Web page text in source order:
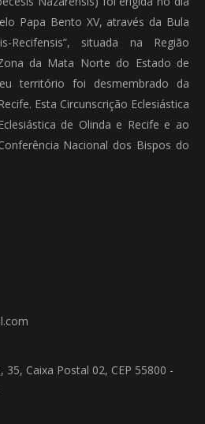
Papa Bento XV, através da Bula
Recifensis”, situada na Região
da Mata Norte do Estado de
território foi desmembrado da
Esta Circunscrição Eclesiástica
de Olinda e Recife e ao
Nacional dos Bispos do
Caixa Postal 02, CEP 55800 -